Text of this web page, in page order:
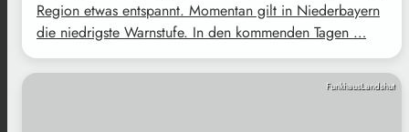
Region etwas entspannt. Momentan gilt in Niederbayern
die niedrigste Warnstufe. In den kommenden Tagen …
FunkhausLandshut